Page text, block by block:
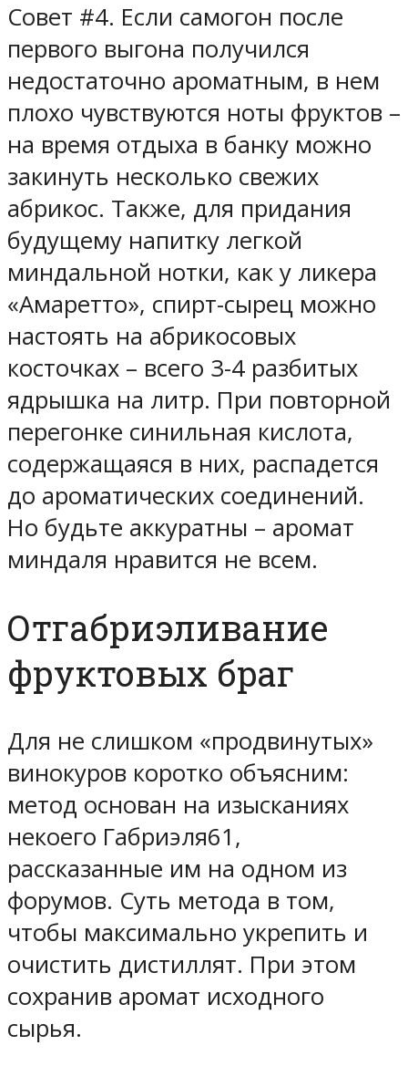
Совет #4. Если самогон после
первого выгона получился
недостаточно ароматным, в нем
плохо чувствуются ноты фруктов –
на время отдыха в банку можно
закинуть несколько свежих
абрикос. Также, для придания
будущему напитку легкой
миндальной нотки, как у ликера
«Амаретто», спирт-сырец можно
настоять на абрикосовых
косточках – всего 3-4 разбитых
ядрышка на литр. При повторной
перегонке синильная кислота,
содержащаяся в них, распадется
до ароматических соединений.
Но будьте аккуратны – аромат
миндаля нравится не всем.
Отгабриэливание
фруктовых браг
Для не слишком «продвинутых»
винокуров коротко объясним:
метод основан на изысканиях
некоего Габриэля61,
рассказанные им на одном из
форумов. Суть метода в том,
чтобы максимально укрепить и
очистить дистиллят. При этом
сохранив аромат исходного
сырья.